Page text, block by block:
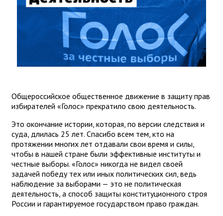
Общероссийское общественное движение в защиту прав
избирателей «Голос» прекратило свою деятельность.
Это окончание истории, которая, по версии следствия и
суда, длилась 25 лет. Спасибо всем тем, кто на
протяжении многих лет отдавали свои время и силы,
чтобы в нашей стране были эффективные институты и
честные выборы. «Голос» никогда не видел своей
задачей победу тех или иных политических сил, ведь
наблюдение за выборами — это не политическая
деятельность, а способ защиты конституционного строя
России и гарантируемое государством право граждан.